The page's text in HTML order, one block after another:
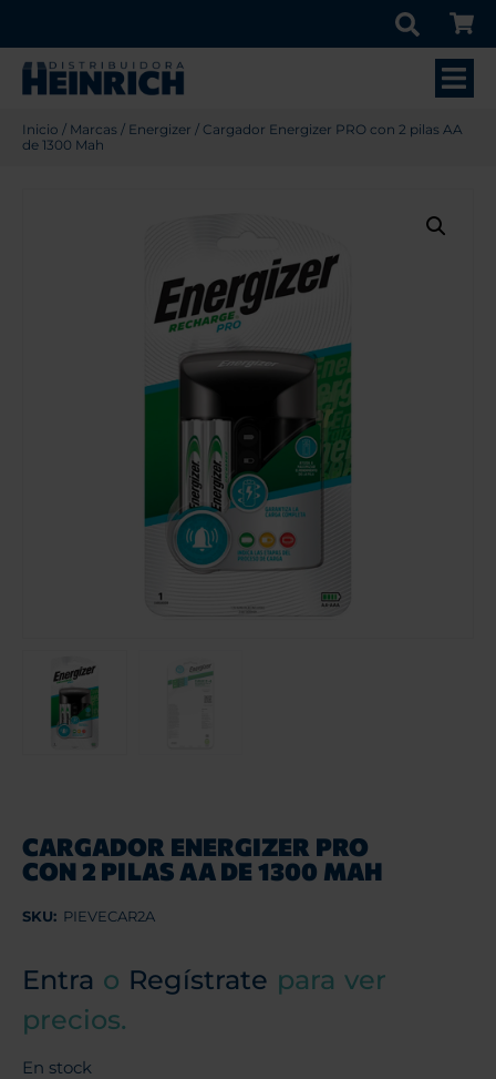
Inicio / Marcas / Energizer / Cargador Energizer PRO con 2 pilas AA
de 1300 Mah
CARGADOR ENERGIZER PRO
CON 2 PILAS AA DE 1300 MAH
SKU: PIEVECAR2A
Entra o Regístrate para ver
precios.
En stock